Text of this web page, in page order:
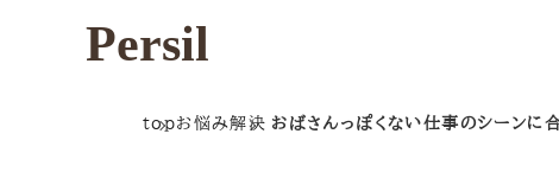
Persil
topお悩み解決 おばさんっぽくない仕事のシーンに